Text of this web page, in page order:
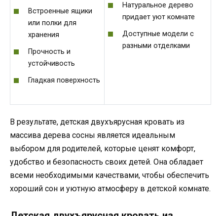
Встроенные ящики
или полки для
хранения
Прочность и
устойчивость
Гладкая поверхность
Натуральное дерево
придает уют комнате
Доступные модели с
разными отделками
В результате, детская двухъярусная кровать из
массива дерева сосны является идеальным
выбором для родителей, которые ценят комфорт,
удобство и безопасность своих детей. Она обладает
всеми необходимыми качествами, чтобы обеспечить
хороший сон и уютную атмосферу в детской комнате.